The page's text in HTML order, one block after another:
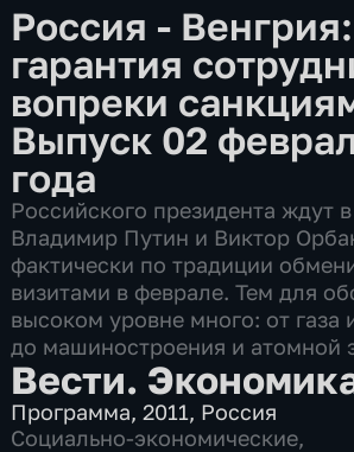
Россия - Венгрия:
гарантия
вопреки
Выпуск 02
года
Российского президента ждут
Владимир Путин и Виктор
фактически по традиции
визитами в феврале. Тем для
высоком уровне много: от газа
до машиностроения и атомной
Вести.
Программа,2011, Россия
Социально-экономические,